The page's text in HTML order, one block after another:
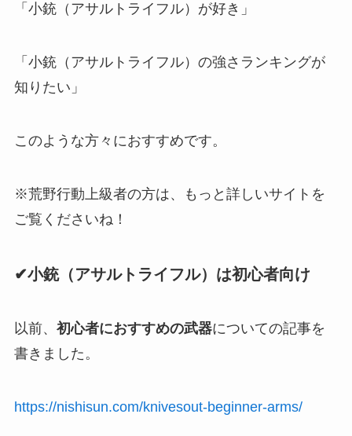
「小銃（アサルトライフル）が好き」
「小銃（アサルトライフル）の強さランキングが
知りたい」
このような方々におすすめです。
※荒野行動上級者の方は、もっと詳しいサイトを
ご覧くださいね！
✔小銃（アサルトライフル）は初心者向け
以前、 初心者におすすめの武器についての記事を
書きました。
https://nishisun.com/knivesout-beginner-arms/